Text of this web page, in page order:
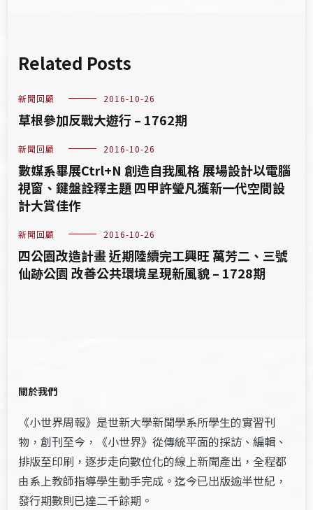
Related Posts
新聞回顧 2016-10-26
草根參加反戰大遊行 – 1762期
新聞回顧 2016-10-26
數媒系畢展Ctrl+N 創造自我風格 展場設計以電腦
視窗、鍵盤詮釋主題 四甲許瑩凡獲新一代空間設
計大賞佳作
新聞回顧 2016-10-26
四公園改造計畫 近期陸續完工興旺 萬芳二、三號
仙跡公園 改善公共環境呈現新風貌 – 1728期
關於我們
《小世界周報》是世新大學新聞學系所學生的實習刊
物，創刊至今，《小世界》從傳統平面的採訪、編輯、
排版至印刷，逐步走向數位化的線上新聞產出，全程都
由系上教師指導學生動手完成。迄今已出版逾半世紀，
發行期數則已達二千餘期。